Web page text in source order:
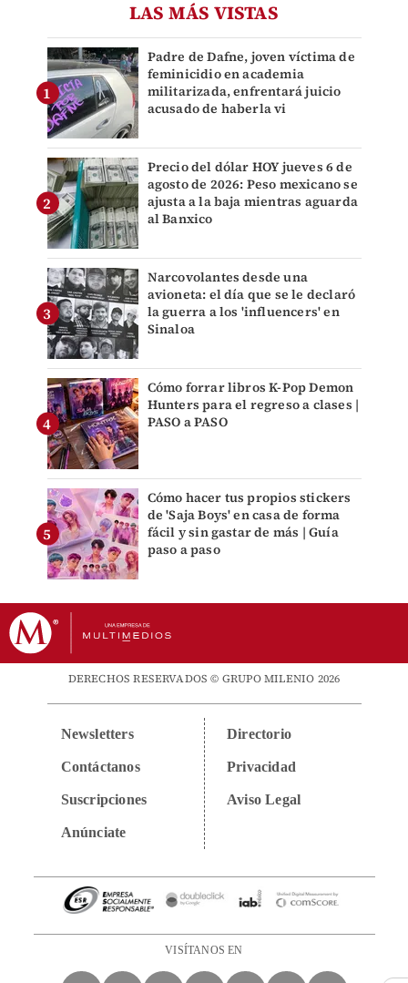
LAS MÁS VISTAS
Padre de Dafne, joven víctima de
feminicidio en academia
militarizada, enfrentará juicio
acusado de haberla vi
Precio del dólar HOY jueves 6 de
agosto de 2026: Peso mexicano se
ajusta a la baja mientras aguarda
al Banxico
Narcovolantes desde una
avioneta: el día que se le declaró
la guerra a los 'influencers' en
Sinaloa
Cómo forrar libros K-Pop Demon
Hunters para el regreso a clases |
PASO a PASO
Cómo hacer tus propios stickers
de 'Saja Boys' en casa de forma
fácil y sin gastar de más | Guía
paso a paso
DERECHOS RESERVADOS © GRUPO MILENIO 2026
Newsletters
Contáctanos
Suscripciones
Anúnciate
Directorio
Privacidad
Aviso Legal
VISÍTANOS EN